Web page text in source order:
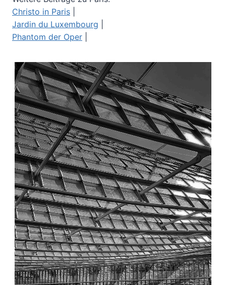
Christo in Paris
Jardin du Luxembourg
Phantom der Oper